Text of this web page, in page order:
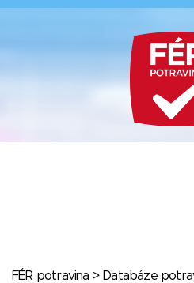
FÉR potravina > Databáze